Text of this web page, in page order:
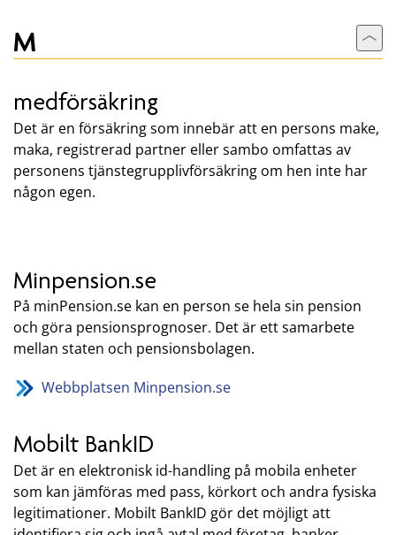
M Till
medförsäkring
Det är en försäkring som innebär att en persons make,
maka, registrerad partner eller sambo omfattas av
personens tjänstegrupplivförsäkring om hen inte har
någon egen.
Minpension.se
På minPension.se kan en person se hela sin pension
och göra pensionsprognoser. Det är ett samarbete
mellan staten och pensionsbolagen.
Webbplatsen Minpension.se
Mobilt BankID
Det är en elektronisk id-handling på mobila enheter
som kan jämföras med pass, körkort och andra fysiska
legitimationer. Mobilt BankID gör det möjligt att